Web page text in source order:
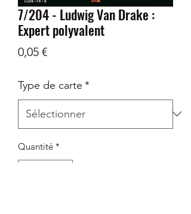
7/204 - Ludwig Van Drake :
Expert polyvalent
0,05 €Prix
Type de carte *
Quantité *